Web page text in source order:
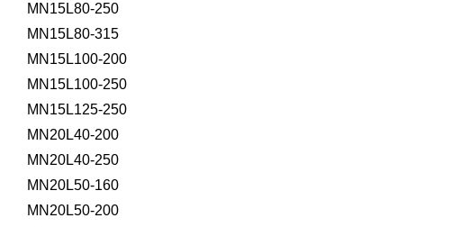
MN15L80-250
MN15L80-315
MN15L100-200
MN15L100-250
MN15L125-250
MN20L40-200
MN20L40-250
MN20L50-160
MN20L50-200